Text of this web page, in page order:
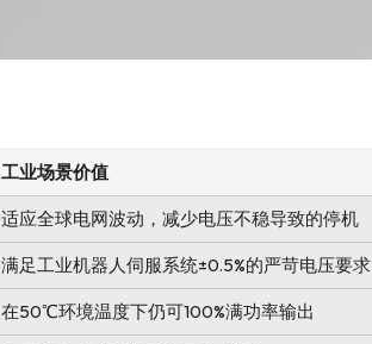
工业场景价值
适应全球电网波动，减少电压不稳导致的停机
满足工业机器人伺服系统±0.5%的严苛电压要求
在50℃环境温度下仍可100%满功率输出